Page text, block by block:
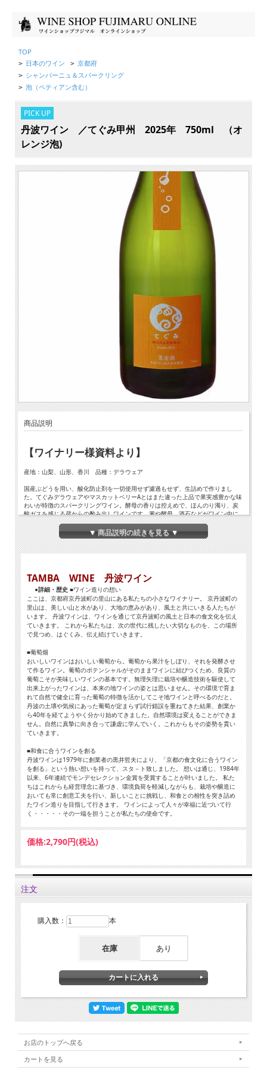
TOP
> 日本のワイン > 京都府
> シャンパーニュ＆スパークリング
> 泡（ペティアン含む）
PICK UP
丹波ワイン ／てぐみ甲州 2025年 750ml （オ
レンジ泡)
商品説明
【ワイナリー様資料より】
産地：山梨、山形、香川 品種：デラウェア
国産ぶどうを用い、酸化防止剤を一切使用せず濾過もせず、生詰めで作りまし
た。てぐみデラウェアやマスカットベリーAとはまた違った上品で果実感豊かな味
わいが特徴のスパークリングワイン。酵母の香りは控えめで、ほんのり濁り、炭
酸ガスを感じる蔵からの酌み出しワインです。澱や酵母、酒石などがワイン中に
結晶化する場合がございますが、ぶどうの天然の成分です。
良質の甲州種を使用しました。発酵終了直前のワインを瓶詰めし、瓶の中で発酵
を継続させることで、酵母が生み出した炭酸ガスがワインに溶け込んだ発泡ワイ
ンです。瓶内二次発酵ワインのようにデゴルジュマン（澱引き）をしていない無
濾過のため、ぶどう由来の澱が残り、そのにごりが独特の風味を醸し出します。
《ティスティングコメント》 色：やや濃いグリーンがかった黄色。無濾過のため
酵母の軽い白濁あり。粘性は中程度。
香り： ボリュームは中程度。グレープフルーツ、レモン、ライムなどの柑橘の香
りにバナナ、白桃、梨、青りんごのフルーツ香とともに綿菓子のような甘い香り
が続く。雑味なくフレッシュでクリーンなアロマ。
味わい：溌剌としたクリスピーなアタック。シャープで強い酸はイキイキとして
いるが、豊かな果実味と微かに感じる甘さがエッジを和らげている。またキメの
細かい優しい泡が口中に広がり心地よい。 フィニッシュは中程度でミネラルもし
っかり感じられるライトボディの辛口。アフターに柑橘を思わせる微かな苦みが
コや山菜料理。フレッシュタイプのチーズなど。
【開栓時の注意】
瓶内のガス圧も高いため、炭酸ガスと酵母が反応し、泡が立ち上がりやすくなっ
ております。冷蔵庫などでしっかり冷やした上で、流しの中などで開栓し、先に
グラスに２，３杯注いでいただくと、ボトル中の液面が下がり吹きこぼれにくく
なります
なお、瓶破損の恐れがございますので冷凍は絶対にしないでください。
▼ 商品説明の続きを見る ▼
TAMBA WINE 丹波ワイン
●詳細・歴史 ■ワイン造りの想い
ここは、京都府京丹波町の里山にある私たちの小さなワイナリー。 京丹波町の
里山は、美しい山と水があり、大地の恵みがあり、風土と共にいきる人たちが
います。 丹波ワインは、ワインを通じて京丹波町の風土と日本の食文化を伝え
ていきます。 これから私たちは、次の世代に残したい大切なものを、この場所
で見つめ、はぐくみ、伝え続けていきます。
■葡萄畑
おいしいワインはおいしい葡萄から。葡萄から果汁をしぼり、それを発酵させ
て作るワイン。葡萄のポテンシャルがそのままワインに結びつくため、良質の
葡萄こそが美味しいワインの基本です。無理矢理に栽培や醸造技術を駆使して
出来上がったワインは、本来の地ワインの姿とは思いません。その環境で育ま
れて自然で健全に育った葡萄の特徴を活かしてこそ地ワインと呼べるのだと。
丹波の土壌や気候にあった葡萄が定まらず試行錯誤を重ねてきた結果、創業か
ら40年を経てようやく分かり始めてきました。自然環境は変えることができま
せん。自然に真摯に向き合って謙虚に学んでいく。これからもその姿勢を貫い
ていきます。
■和食に合うワインを創る
丹波ワインは1979年に創業者の黒井哲夫により、「京都の食文化に合うワイン
を創る」という熱い想いを持って、スタ－ト致しました。 想いは通じ、1984年
以来、6年連続でモンデセレクション金賞を受賞することが叶いました。 私た
ちはこれからも経営理念に基づき、環境負荷を軽減しながらも、栽培や醸造に
おいても常に創意工夫を行い、新しいことに挑戦し、和食との相性を突き詰め
たワイン造りを目指して行きます。 ワインによって人々が幸福に近づいて行
く・・・・・その一端を担うことが私たちの使命です。
価格:2,790円(税込)
注文
購入数： 本
在庫 あり
お店のトップへ戻る
カートを見る